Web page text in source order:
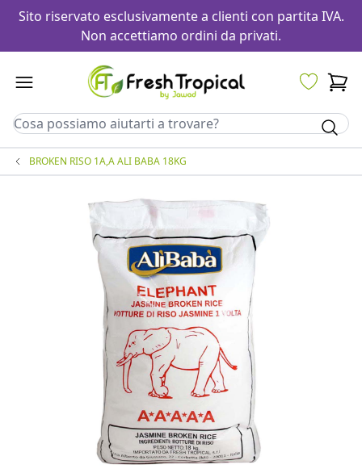
Sito riservato esclusivamente a clienti con partita IVA.
Non accettiamo ordini da privati.
BROKEN RISO 1A,A ALI BABA 18KG